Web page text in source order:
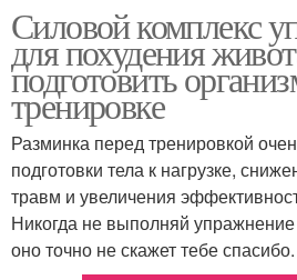
Силовой комплекс
для похудения
подготовить
тренировке
Разминка перед тренировкой
подготовки тела к нагрузке,
травм и увеличения
Никогда не выполняй
оно точно не скажет тебе спасибо.